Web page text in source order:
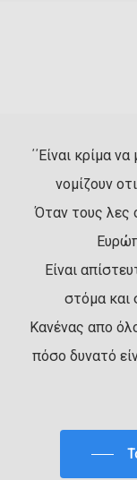
΄΄Είναι κρίμα
νομίζουν
Όταν τους λες
Είναι
στόμα και
Κανένας απο
πόσο δυνατό